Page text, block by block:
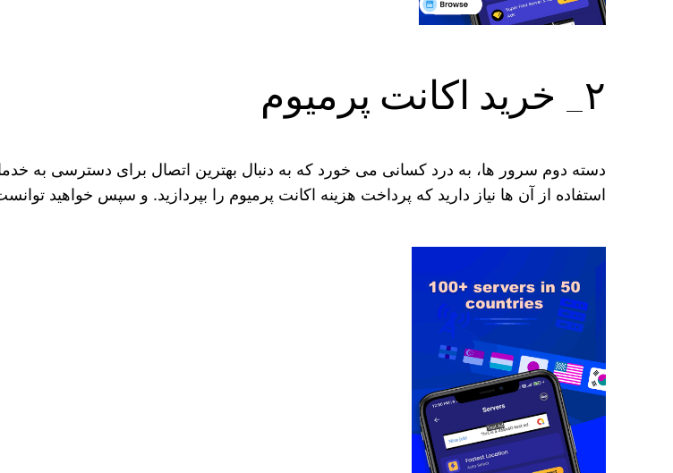
۲_ خرید اکانت پرمیوم
دسته دوم سرور ها، به درد کسانی می خورد که به دنبال بهترین اتصال برای دسترسی به
استفاده از آن‌ ها نیاز دارید که پرداخت هزینه اکانت پرمیوم را بپردازید. و سپس خواهید